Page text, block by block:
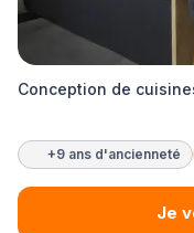
Conception de
+9 ans d'ancienneté
Je